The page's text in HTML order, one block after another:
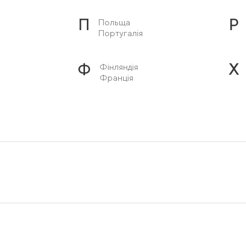
П
Польща
Португалія
Р
Ф
Фінляндія
Франція
Х